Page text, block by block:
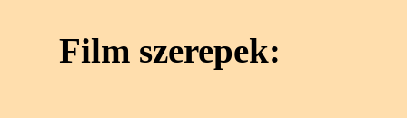
Film szerepek: